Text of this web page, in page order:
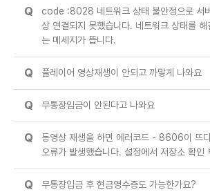
Q
code :8028 네트워크 상태 불안정으로 서
상 연결되지 못했습니다. 네트워크 상태를
는 메세지가 뜹니다.
Q 플레이어 영상재생이 안되고 까맣게 나와요
Q 무통장입금이 안된다고 나와요
Q
동영상 재생을 하면 에러코드 - 8606이 뜨
오류가 발생했습니다. 설정에서 저장소 확인
Q 무통장입금 후 현금영수증도 가능한가요?